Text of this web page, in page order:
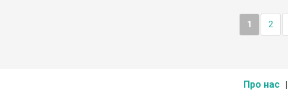
1 2
Про нас